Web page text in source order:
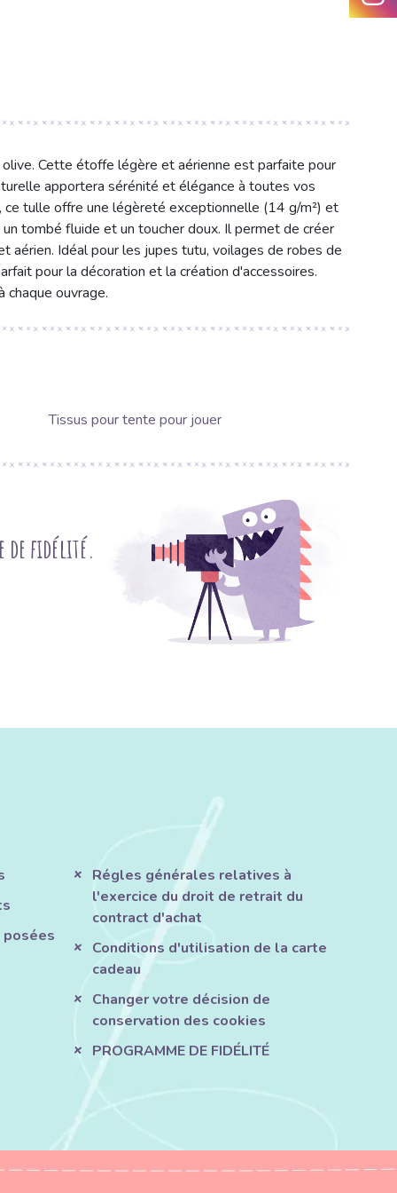
Cette étoffe légère et aérienne est parfaite pour
apportera sérénité et élégance à toutes vos
tulle offre une légèreté exceptionnelle (14 g/m²) et
tombé fluide et un toucher doux. Il permet de créer
aérien. Idéal pour les jupes tutu, voilages de robes de
pour la décoration et la création d'accessoires.
ouvrage.
Tissus pour tente pour jouer
de fidélité.
Régles générales relatives à
l'exercice du droit de retrait du
contract d'achat
Conditions d'utilisation de la carte
cadeau
Changer votre décision de
conservation des cookies
PROGRAMME DE FIDÉLITÉ